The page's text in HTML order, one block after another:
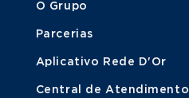
O Grupo
Parcerias
Aplicativo Rede D'Or
Central de Atendimento